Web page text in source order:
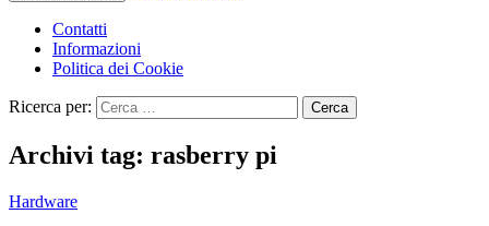
Contatti
Informazioni
Politica dei Cookie
Ricerca per:
Archivi tag: rasberry pi
Hardware